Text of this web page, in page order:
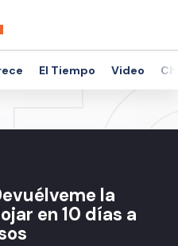
El Tiempo Video
la
en 10 días a